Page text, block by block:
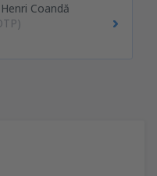
Coandă